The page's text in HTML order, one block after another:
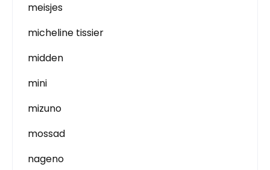
meisjes
micheline tissier
midden
mini
mizuno
mossad
nageno